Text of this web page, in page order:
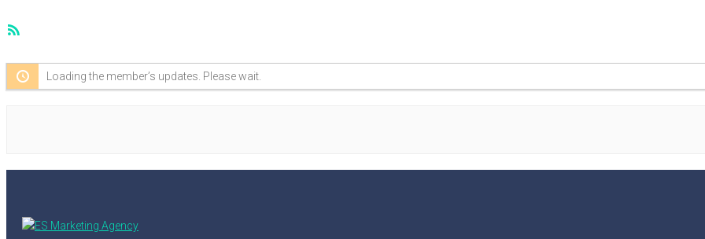
Loading the member’s updates. Please wait.